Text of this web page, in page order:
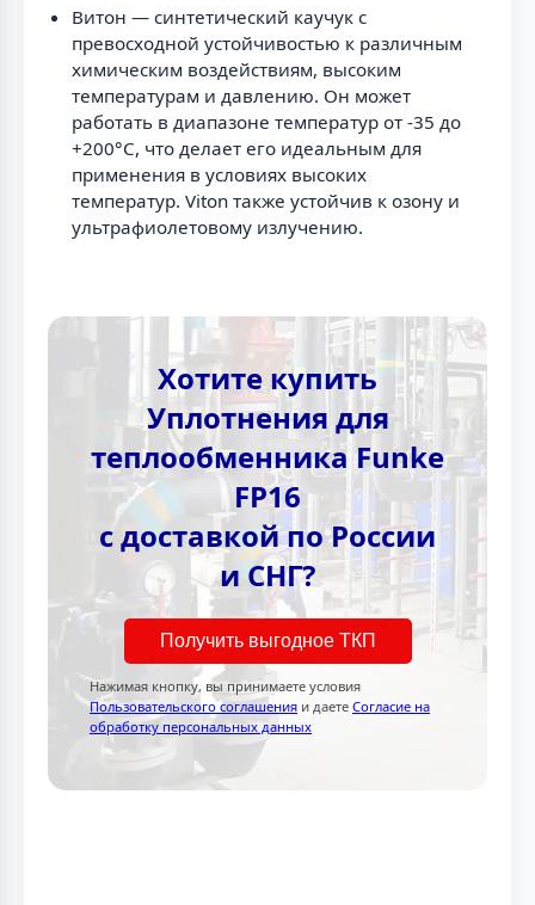
Витон — синтетический каучук с
превосходной устойчивостью к различным
химическим воздействиям, высоким
температурам и давлению. Он может
работать в диапазоне температур от -35 до
+200°C, что делает его идеальным для
применения в условиях высоких
температур. Viton также устойчив к озону и
ультрафиолетовому излучению.
Хотите купить
Уплотнения для
теплообменника Funke
FP16
с доставкой по России
и СНГ?
Получить выгодное ТКП
Нажимая кнопку, вы принимаете условия
Пользовательского соглашения и даете Согласие на
обработку персональных данных